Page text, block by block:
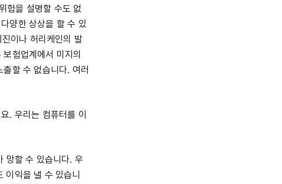
험을 설명할 수도 없
양한 상상을 할 수 있
이나 허리케인의 발
험업계에서 미지의
할 수 없습니다. 여러
. 우리는 컴퓨터를 이
망할 수 있습니다. 우
이익을 낼 수 있습니